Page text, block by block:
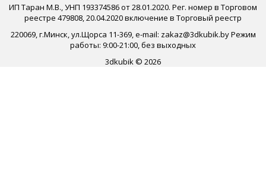
ИП Таран М.В., УНП 193374586 от 28.01.2020. Рег. номер в Торговом
реестре 479808, 20.04.2020 включение в Торговый реестр
220069, г.Минск, ул.Щорса 11-369, e-mail: zakaz@3dkubik.by Режим
работы: 9:00-21:00, без выходных
3dkubik © 2026